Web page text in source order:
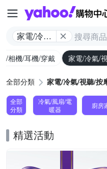
家電/冷氣/
/相機/耳機/穿戴 家電/冷氣/
全部分類 家電/冷氣/視聽/按
全部
分類
冷氣/風扇/電
暖器
廚房
精選活動